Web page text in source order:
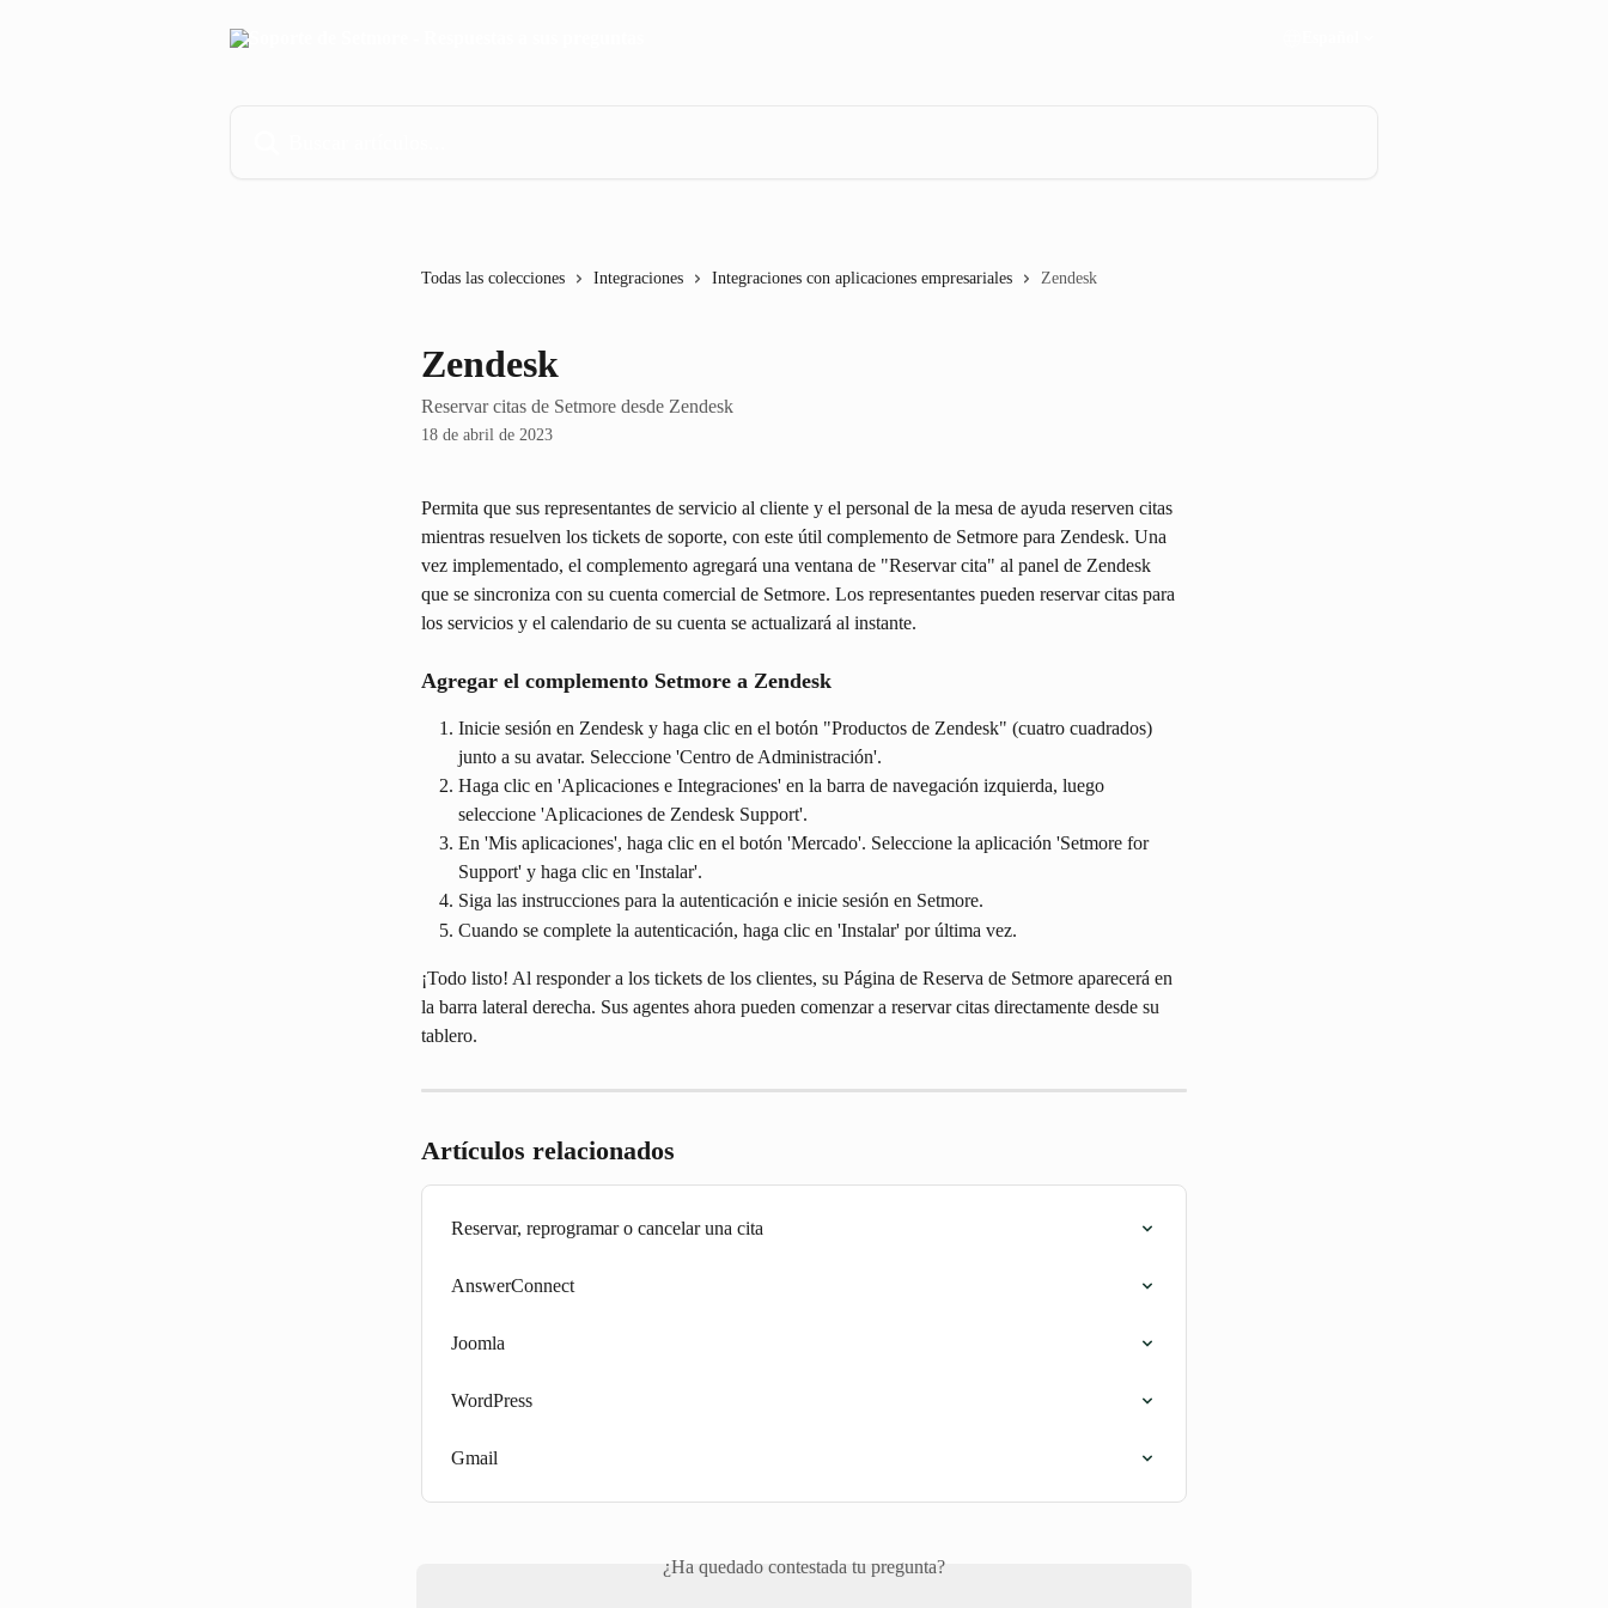
Todas las colecciones Integraciones Integraciones con aplicaciones empresariales Zendesk
Zendesk
Reservar citas de Setmore desde Zendesk
18 de abril de 2023
Permita que sus representantes de servicio al cliente y el personal de la mesa de ayuda reserven citas
mientras resuelven los tickets de soporte, con este útil complemento de Setmore para Zendesk. Una
vez implementado, el complemento agregará una ventana de "Reservar cita" al panel de Zendesk
que se sincroniza con su cuenta comercial de Setmore. Los representantes pueden reservar citas para
los servicios y el calendario de su cuenta se actualizará al instante.
Agregar el complemento Setmore a Zendesk
Inicie sesión en Zendesk y haga clic en el botón "Productos de Zendesk" (cuatro cuadrados)
junto a su avatar. Seleccione 'Centro de Administración'.
Haga clic en 'Aplicaciones e Integraciones' en la barra de navegación izquierda, luego
seleccione 'Aplicaciones de Zendesk Support'.
En 'Mis aplicaciones', haga clic en el botón 'Mercado'. Seleccione la aplicación 'Setmore for
Support' y haga clic en 'Instalar'.
Siga las instrucciones para la autenticación e inicie sesión en Setmore.
Cuando se complete la autenticación, haga clic en 'Instalar' por última vez.
¡Todo listo! Al responder a los tickets de los clientes, su Página de Reserva de Setmore aparecerá en
la barra lateral derecha. Sus agentes ahora pueden comenzar a reservar citas directamente desde su
tablero.
Artículos relacionados
Reservar, reprogramar o cancelar una cita
AnswerConnect
Joomla
WordPress
Gmail
¿Ha quedado contestada tu pregunta?